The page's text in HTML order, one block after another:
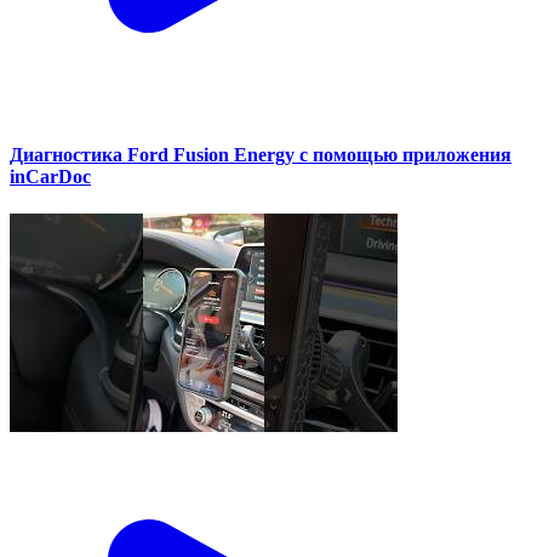
Диагностика Ford Fusion Energy с помощью приложения
inCarDoc